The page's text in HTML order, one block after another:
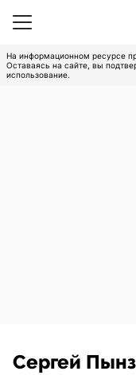
На информационном ресурсе
Оставаясь на сайте, вы
использование.
Сергей